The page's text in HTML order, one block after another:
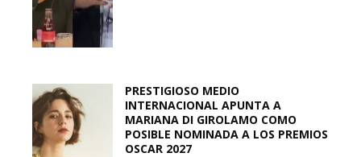
PRESTIGIOSO MEDIO
INTERNACIONAL APUNTA A
MARIANA DI GIROLAMO COMO
POSIBLE NOMINADA A LOS PREMIOS
OSCAR 2027